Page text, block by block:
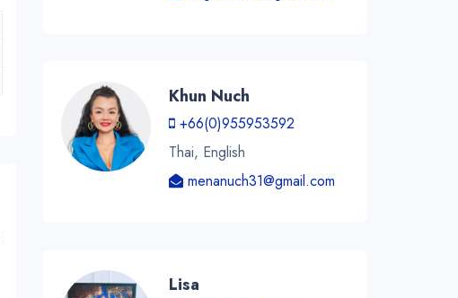
Khun Nuch
+66(0)955953592
Thai, English
menanuch31@gmail.com
Lisa